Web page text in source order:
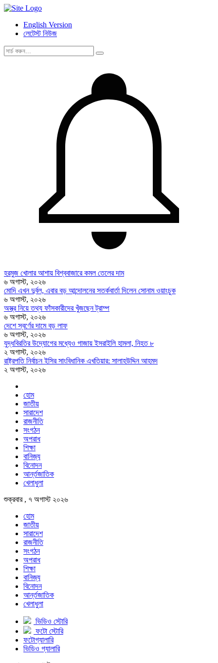
English Version
লেটেস্ট নিউজ
হরমুজ খোলার আশায় বিশ্ববাজারে কমল তেলের দাম
৬ অগাস্ট, ২০২৬
মোদি এখন দুর্বল, এবার বড় আন্দোলনের সতর্কবার্তা দিলেন সোনাম ওয়াংচুক
৬ অগাস্ট, ২০২৬
অস্ত্র নিয়ে তথ্য ফাঁসকারীদের খুঁজছেন ট্রাম্প
৬ অগাস্ট, ২০২৬
দেশে স্বর্ণের দামে বড় লাফ
৬ অগাস্ট, ২০২৬
যুদ্ধবিরতির উদ্যোগের মধ্যেও গাজায় ইসরাইলি হামলা, নিহত ৮
২ অগাস্ট, ২০২৬
রাষ্ট্রপতি নির্বাচন ইসির সাংবিধানিক এখতিয়ার: সালাহউদ্দিন আহমদ
২ অগাস্ট, ২০২৬
হোম
জাতীয়
সারাদেশ
রাজনীতি
সংগঠন
অপরাধ
শিক্ষা
বানিজ্য
বিনোদন
আর্ন্তজাতিক
খেলাধুলা
শুক্রবার , ৭ অগাস্ট ২০২৬
হোম
জাতীয়
সারাদেশ
রাজনীতি
সংগঠন
অপরাধ
শিক্ষা
বানিজ্য
বিনোদন
আর্ন্তজাতিক
খেলাধুলা
ভিডিও স্টোরি
ফটো স্টোরি
ফটোগ্যালারি
ভিডিও গ্যালারি